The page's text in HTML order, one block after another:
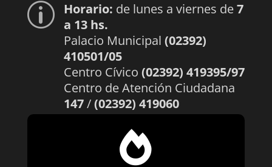
p Horario: de lunes a viernes de7
a 13 hs.
Palacio Municipal (02392)
410501/05
Centro Cívico (02392) 419395/97
Centro de Atención Ciudadana
147/(02392) 419060
